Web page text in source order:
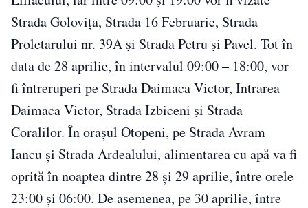
Strada Golovița, Strada 16 Februarie, Strada
Proletarului nr. 39A și Strada Petru și Pavel. Tot în
data de 28 aprilie, în intervalul 09:00 – 18:00, vor
fi întreruperi pe Strada Daimaca Victor, Intrarea
Daimaca Victor, Strada Izbiceni și Strada
Coralilor. În orașul Otopeni, pe Strada Avram
Iancu și Strada Ardealului, alimentarea cu apă va fi
oprită în noaptea dintre 28 și 29 aprilie, între orele
23:00 și 06:00. De asemenea, pe 30 aprilie, între